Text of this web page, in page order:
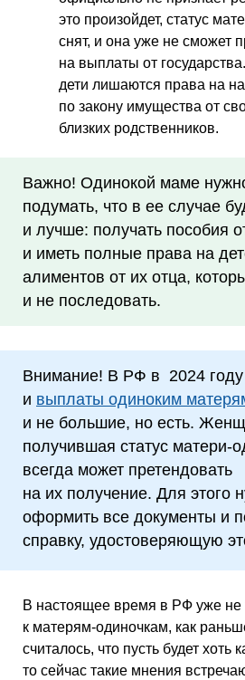
это произойдет, статус
снят, и она уже не сможет
на выплаты от государства.
дети лишаются права на
по закону имущества от
близких родственников.
Важно! Одинокой маме
подумать, что в ее случае
и лучше: получать пособия
и иметь полные права на
алиментов от их отца,
и не последовать.
Внимание! В РФ в 2024 году
и выплаты одиноким
и не большие, но есть.
получившая статус матери-
всегда может претендовать
на их получение. Для этого
оформить все документы и
справку, удостоверяющую
В настоящее время в РФ уже не
к матерям-одиночкам, как
считалось, что пусть будет хоть
то сейчас такие мнения